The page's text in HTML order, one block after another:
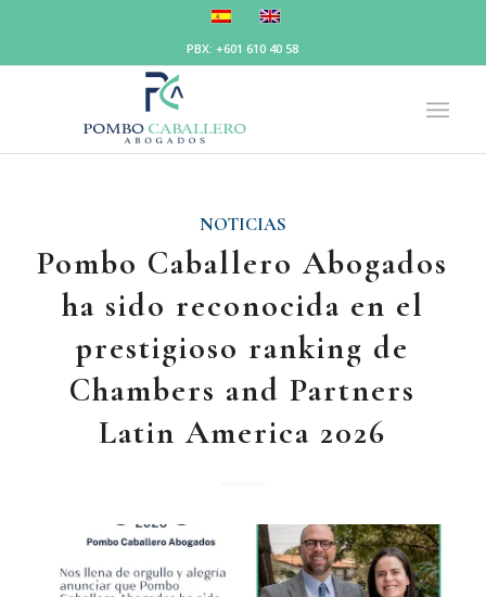
PBX: +601 610 40 58
NOTICIAS
Pombo Caballero Abogados
ha sido reconocida en el
prestigioso ranking de
Chambers and Partners
Latin America 2026